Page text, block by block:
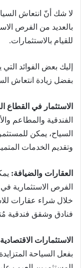
لا شك أنّ انتعاش
بالعديد من الفرص
للقيام بالاستثمارات.
إليك بعض الفوائد
بفضل زيادة انتعاش
الاستثمار في القطاع
الفندقية والمطاعم
السياح، يمكن
وتقديم الخدمات
العقارات والضيافة:
الفرص الاستثمارية
خلال شراء عقارات
فنادق وشقق فندقية
الاستثمارات
بفعل السياحة